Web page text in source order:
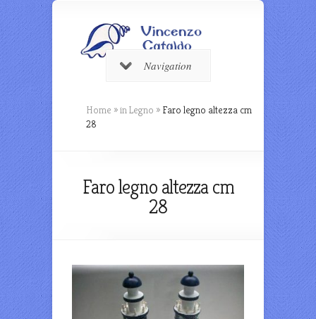
Navigation
Home »in Legno » Faro legno altezza cm
28
Faro legno altezza cm
28